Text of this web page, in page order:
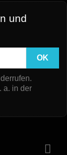
und
a. in der
